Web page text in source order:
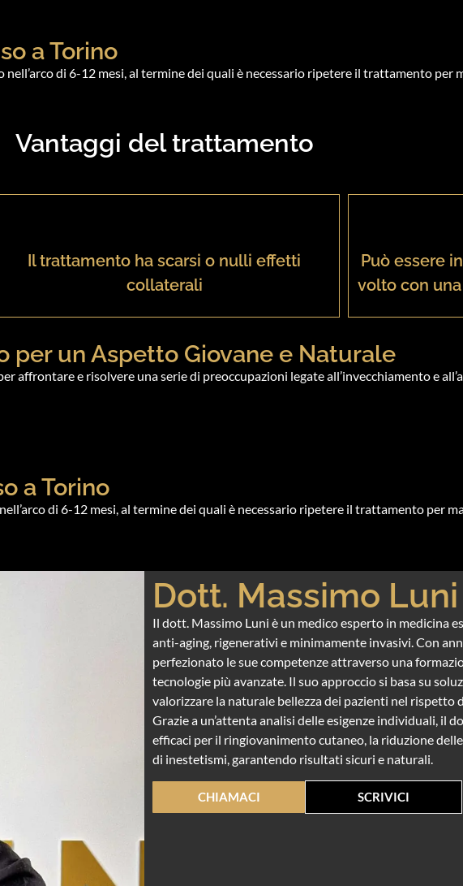
a Torino
di 6-12 mesi, al termine dei quali è necessario ripetere il trattamento per
Vantaggi del trattamento
Il trattamento ha scarsi o nulli effetti
collaterali
Può essere
volto con
per un Aspetto Giovane e Naturale
e risolvere una serie di preoccupazioni legate all’invecchiamento e
a Torino
di 6-12 mesi, al termine dei quali è necessario ripetere il trattamento per
Dott. Massimo Luni
Il dott. Massimo Luni è un medico esperto in medicina
anti-aging, rigenerativi e minimamente invasivi. Con
perfezionato le sue competenze attraverso una
tecnologie più avanzate. Il suo approccio si basa su
valorizzare la naturale bellezza dei pazienti nel rispetto
Grazie a un’attenta analisi delle esigenze individuali, il
efficaci per il ringiovanimento cutaneo, la riduzione
di inestetismi, garantendo risultati sicuri e naturali.
CHIAMACI SCRIVICI